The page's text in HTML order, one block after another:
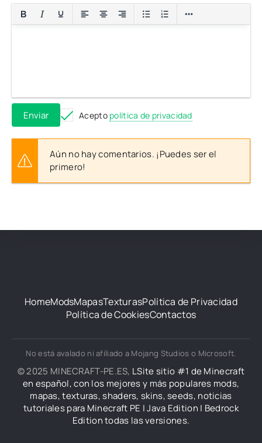
Enviar Acepto política de privacidad
Aún no hay comentarios. ¡Puedes ser el
primero!
HomeModsMapasTexturasPolítica de Privacidad
Política de CookiesContactos
No está avalado ni afiliado a Mojang Studios o Microsoft.
© 2025 MINECRAFT-PE.ES, LSite sitio #1 de Minecraft
en español, con los mejores y más populares mods,
mapas, texturas, shaders, skins, seeds, noticias
tutoriales para Minecraft PE | Java Edition | Bedrock
Edition todas las versiones.